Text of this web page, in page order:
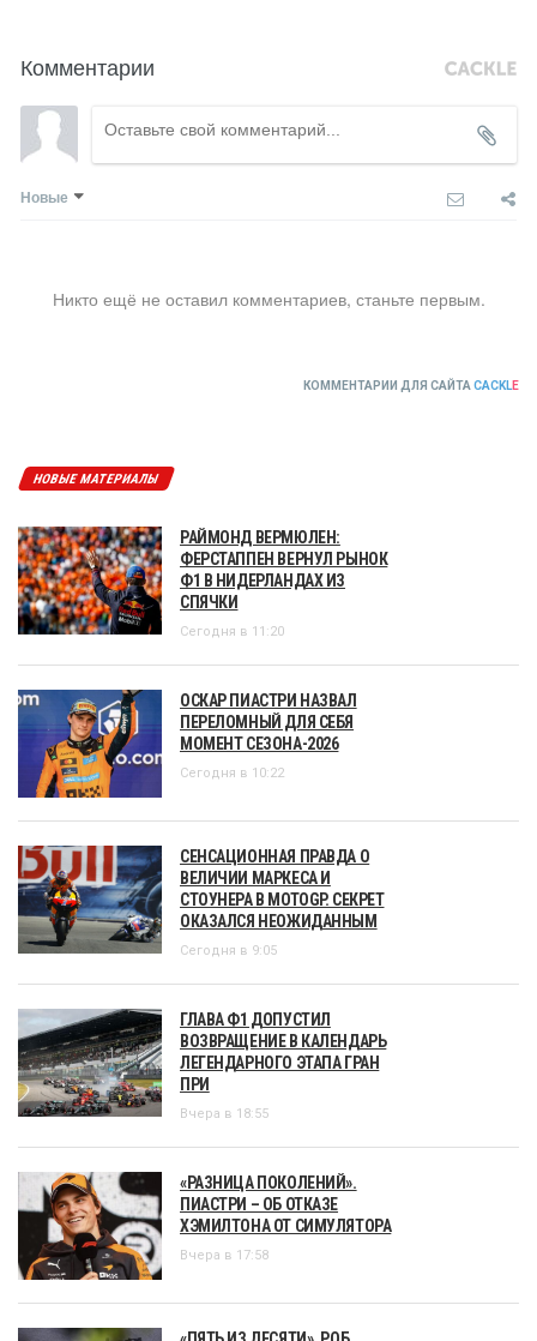
Комментарии
Новые
Никто ещё не оставил комментариев, станьте первым.
КОММЕНТАРИИ ДЛЯ САЙТА CACKLE
НОВЫЕ МАТЕРИАЛЫ
РАЙМОНД ВЕРМЮЛЕН:
ФЕРСТАППЕН ВЕРНУЛ РЫНОК
Ф1 В НИДЕРЛАНДАХ ИЗ
СПЯЧКИ
Сегодня в 11:20
ОСКАР ПИАСТРИ НАЗВАЛ
ПЕРЕЛОМНЫЙ ДЛЯ СЕБЯ
МОМЕНТ СЕЗОНА-2026
Сегодня в 10:22
СЕНСАЦИОННАЯ ПРАВДА О
ВЕЛИЧИИ МАРКЕСА И
СТОУНЕРА В MOTOGP. СЕКРЕТ
ОКАЗАЛСЯ НЕОЖИДАННЫМ
Сегодня в 9:05
ГЛАВА Ф1 ДОПУСТИЛ
ВОЗВРАЩЕНИЕ В КАЛЕНДАРЬ
ЛЕГЕНДАРНОГО ЭТАПА ГРАН
ПРИ
Вчера в 18:55
«РАЗНИЦА ПОКОЛЕНИЙ».
ПИАСТРИ – ОБ ОТКАЗЕ
ХЭМИЛТОНА ОТ СИМУЛЯТОРА
Вчера в 17:58